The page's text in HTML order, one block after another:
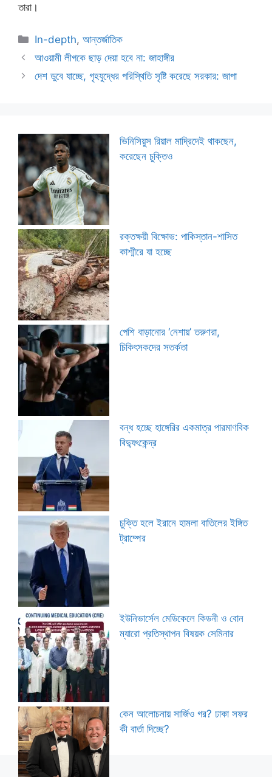
তারা।
Categories
In-depth,আন্তর্জাতিক
আওয়ামী লীগকে ছাড় দেয়া হবে না: জাহাঙ্গীর
দেশ ডুবে যাচ্ছে, গৃহযুদ্ধের পরিস্থিতি সৃষ্টি করেছে সরকার: জাপা
ভিনিসিয়ুস রিয়াল মাদ্রিদেই থাকছেন,
করেছেন চুক্তিও
রক্তক্ষয়ী বিক্ষোভ: পাকিস্তান-শাসিত
কাশ্মীরে যা হচ্ছে
পেশি বাড়ানোর ‘নেশায়’ তরুণরা,
চিকিৎসকদের সতর্কতা
বন্ধ হচ্ছে হাঙ্গেরির একমাত্র পারমাণবিক
বিদ্যুৎকেন্দ্র
চুক্তি হলে ইরানে হামলা বাতিলের ইঙ্গিত
ট্রাম্পের
ইউনিভার্সেল মেডিকেলে কিডনী ও বোন
ম্যারো প্রতিস্থাপন বিষয়ক সেমিনার
কেন আলোচনায় সার্জিও গর? ঢাকা সফর
কী বার্তা দিচ্ছে?